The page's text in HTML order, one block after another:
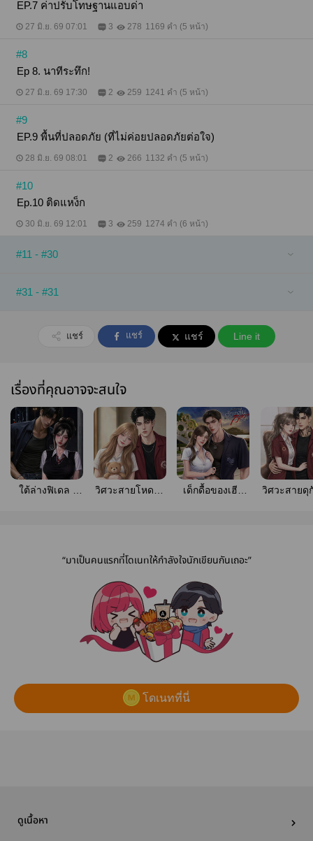
EP.7 ค่าปรับโทษฐานแอบด่า
27 มิ.ย. 69 07:01 3 278 1169 คำ (5 หน้า)
#8
Ep 8. นาทีระทึก!
27 มิ.ย. 69 17:30 2 259 1241 คำ (5 หน้า)
#9
EP.9 พื้นที่ปลอดภัย (ที่ไม่ค่อยปลอดภัยต่อใจ)
28 มิ.ย. 69 08:01 2 266 1132 คำ (5 หน้า)
#10
Ep.10 ติดแหง็ก
30 มิ.ย. 69 12:01 3 259 1274 คำ (6 หน้า)
#11 - #30
#31 - #31
แชร์ แชร์ แชร์ Line it
เรื่องที่คุณอาจจะสนใจ
ใต้ล่างฟิเดล [
วิศวะสายโหดกับ
เด็กดื้อของเฮีย
วิศวะสายดุ
“มาเป็นคนแรกที่โดเนทให้กำลังใจนักเขียนกันเถอะ”
โดเนทที่นี่
ดูเนื้อหา